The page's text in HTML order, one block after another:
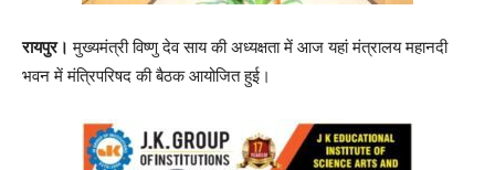
रायपुर। मुख्यमंत्री विष्णु देव साय की अध्यक्षता में आज यहां मंत्रालय महानदी
भवन में मंत्रिपरिषद की बैठक आयोजित हुई।